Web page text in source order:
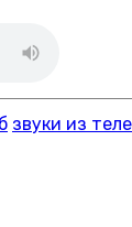
звуки из